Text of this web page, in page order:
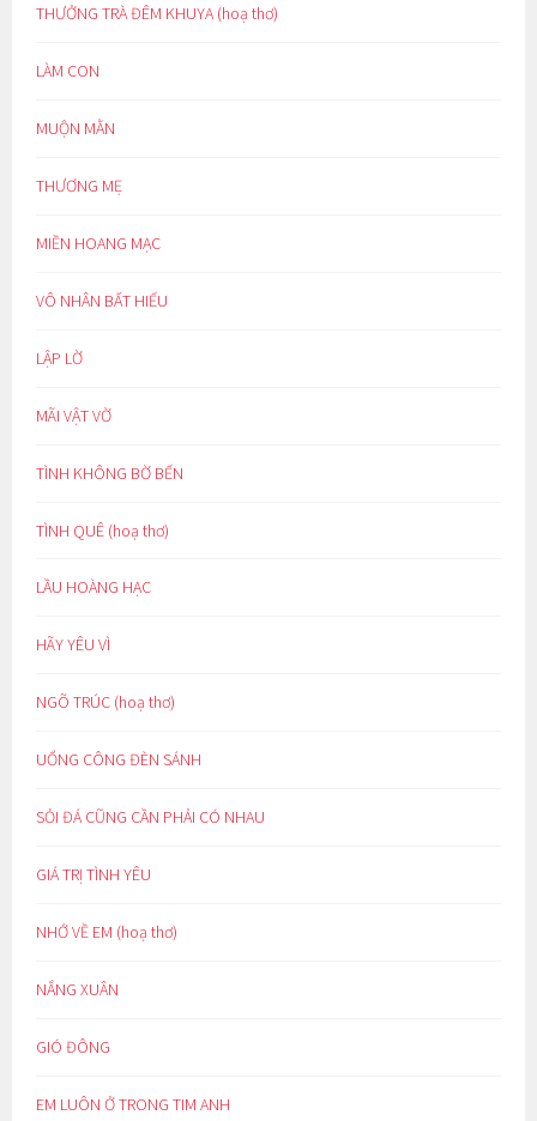
THƯỞNG TRÀ ĐÊM KHUYA (hoạ thơ)
LÀM CON
MUỘN MẰN
THƯƠNG MẸ
MIỀN HOANG MẠC
VÔ NHÂN BẤT HIẾU
LẬP LỜ
MÃI VẬT VỜ
TÌNH KHÔNG BỜ BẾN
TÌNH QUÊ (hoạ thơ)
LẦU HOÀNG HẠC
HÃY YÊU VÌ
NGÕ TRÚC (hoạ thơ)
UỔNG CÔNG ĐÈN SÁNH
SỎI ĐÁ CŨNG CẦN PHẢI CÓ NHAU
GIÁ TRỊ TÌNH YÊU
NHỚ VỀ EM (hoạ thơ)
NẮNG XUÂN
GIÓ ĐÔNG
EM LUÔN Ở TRONG TIM ANH